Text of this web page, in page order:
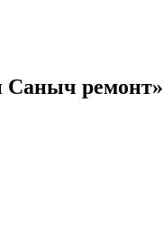
Саныч ремонт»